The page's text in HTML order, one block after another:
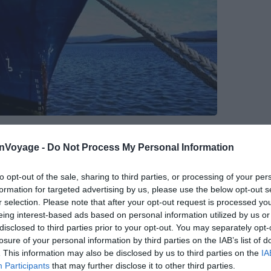
- Do Not Process My Personal Information
opt-out of the sale, sharing to third parties, or processing of your
for targeted advertising by us, please use the below opt-out
selection. Please note that after your opt-out request is processed
interest-based ads based on personal information utilized by us
to third parties prior to your opt-out. You may separately
of your personal information by third parties on the IAB’s list of
This information may also be disclosed by us to third parties on the
Participants that may further disclose it to other third parties.
l’Antarctique – Wikimedia – Aman Malik
à laquelle on penserait spontanément et pourtant
beautés à couper le souffle. En partant pour le
vous allez être transporté littéralement dans un
éclatantes, aux paysages extraordinaires (lunaires
centaines de manchots royaux dès votre arrivée